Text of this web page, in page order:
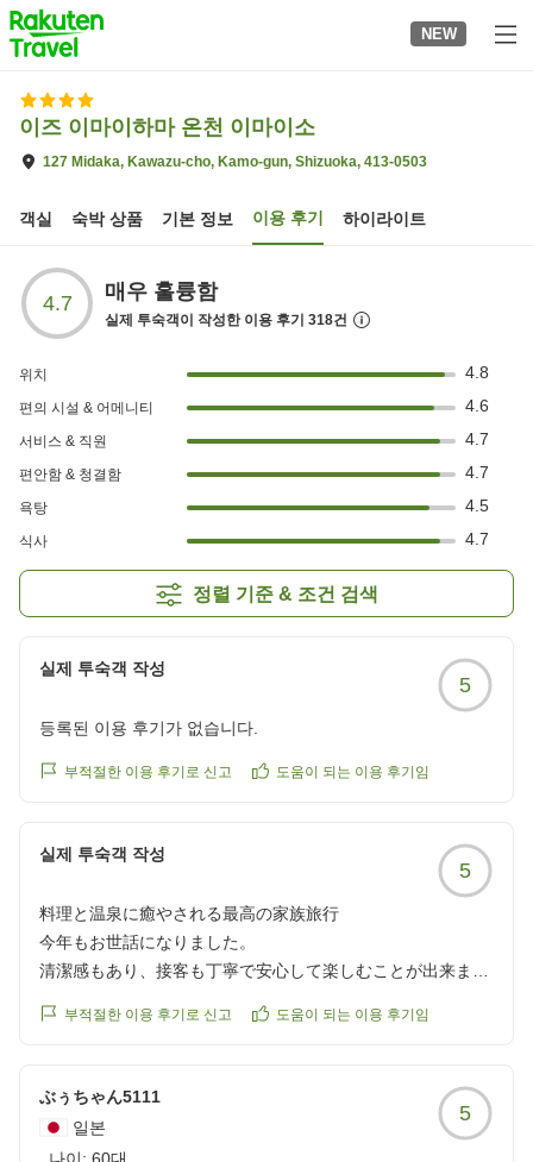
to
top
page
NEW
이즈 이마이하마 온천 이마이소
127 Midaka, Kawazu-cho, Kamo-gun, Shizuoka, 413-0503
객실 숙박 상품 기본 정보 이용 후기 하이라이트
4.7 매우 훌륭함
실제 투숙객이 작성한 이용 후기 318건
위치 4.8
편의 시설 & 어메니티 4.6
서비스 & 직원 4.7
편안함 & 청결함 4.7
욕탕 4.5
식사 4.7
정렬 기준 & 조건 검색
실제 투숙객 작성
5
등록된 이용 후기가 없습니다.
부적절한 이용 후기로 신고 도움이 되는 이용 후기임
실제 투숙객 작성
5
料理と温泉に癒やされる最高の家族旅行
今年もお世話になりました。
清潔感もあり、接客も丁寧で安心して楽しむことが出来まし
料理も美味しく新鮮なお刺身やライブキッチンでの焼き物も
お風呂も海の音を聞きながらリラックスして入ることが出来
年に一度の大切な家族旅行、最高の時間を過ごすことが出来
부적절한 이용 후기로 신고 도움이 되는 이용 후기임
ぶぅちゃん5111
일본
5